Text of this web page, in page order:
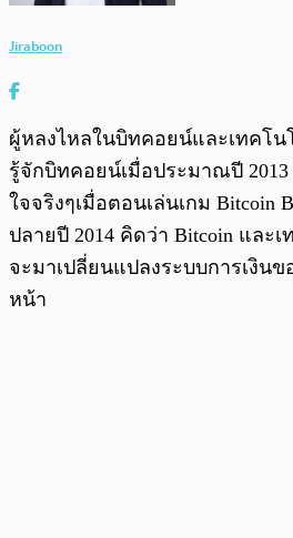
Jiraboon
ผู้หลงไหลในบิทคอยน์และเทคโนโ
รู้จักบิทคอยน์เมื่อประมาณปี
ใจจริงๆเมื่อตอนเล่นเกม Bitcoin
ปลายปี 2014 คิดว่า Bitcoin และเ
จะมาเปลี่ยนแปลงระบบการเงิน
หน้า